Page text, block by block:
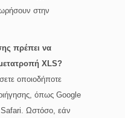
στην
πρέπει να
XLS?
οποιοδήποτε
όπως Google
Ωστόσο, εάν